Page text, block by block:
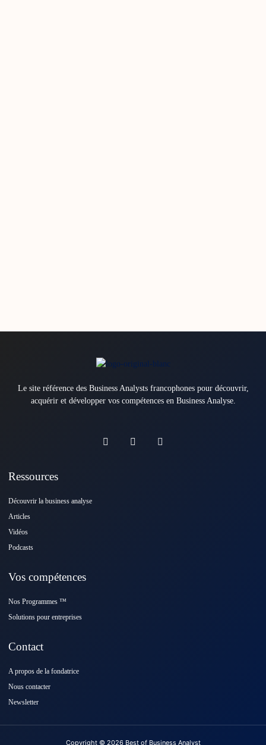
Le site référence des Business Analysts francophones pour découvrir,
acquérir et développer vos compétences en Business Analyse.
Ressources
Découvrir la business analyse
Articles
Vidéos
Podcasts
Vos compétences
Nos Programmes ™️
Solutions pour entreprises
Contact
A propos de la fondatrice
Nous contacter
Newsletter
Copyright © 2026 Best of Business Analyst